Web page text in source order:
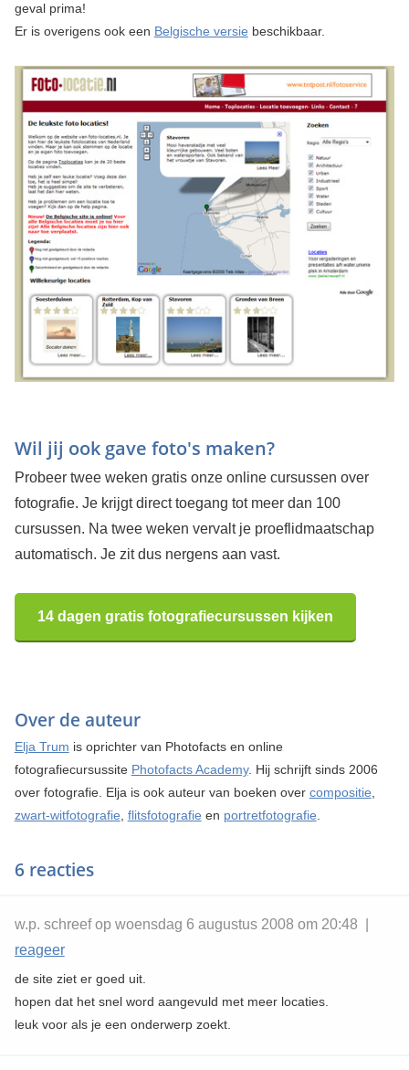
geval prima!
Er is overigens ook een Belgische versie beschikbaar.
Wil jij ook gave foto's maken?
Probeer twee weken gratis onze online cursussen over
fotografie. Je krijgt direct toegang tot meer dan 100
cursussen. Na twee weken vervalt je proeflidmaatschap
automatisch. Je zit dus nergens aan vast.
14 dagen gratis fotografiecursussen kijken
Over de auteur
Elja Trum is oprichter van Photofacts en online
fotografiecursussite Photofacts Academy. Hij schrijft sinds 2006
over fotografie. Elja is ook auteur van boeken over compositie
zwart-witfotografie flitsfotografie en portretfotografie
6 reacties
w.p. schreef op woensdag 6 augustus 2008 om 20:48 |
reageer
de site ziet er goed uit.
hopen dat het snel word aangevuld met meer locaties.
leuk voor als je een onderwerp zoekt.